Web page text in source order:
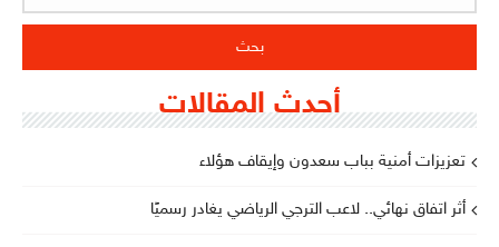
أحدث المقالات
تعزيزات أمنية بباب سعدون وإيقاف هؤلاء
أثر اتفاق نهائي.. لاعب الترجي الرياضي يغادر رسميًا